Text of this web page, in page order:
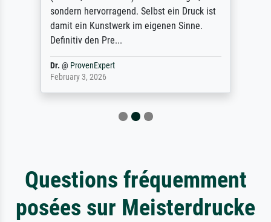
sondern hervorragend. Selbst ein Druck ist
damit ein Kunstwerk im eigenen Sinne.
Definitiv den Pre...
Dr. @ ProvenExpert
February 3, 2026
Questions fréquemment
posées sur Meisterdrucke